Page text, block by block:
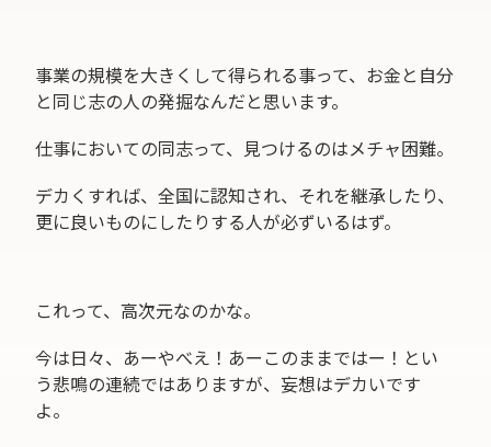
事業の規模を大きくして得られる事って、お金と自分
と同じ志の人の発掘なんだと思います。
仕事においての同志って、見つけるのはメチャ困難。
デカくすれば、全国に認知され、それを継承したり、
更に良いものにしたりする人が必ずいるはず。
これって、高次元なのかな。
今は日々、あーやべえ！あーこのままではー！とい
う悲鳴の連続ではありますが、妄想はデカいです
よ。